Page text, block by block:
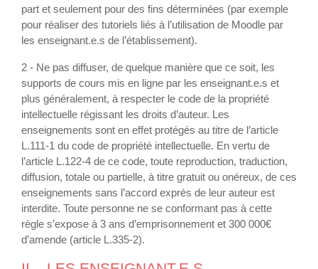
part et seulement pour des fins déterminées (par exemple
pour réaliser des tutoriels liés à l’utilisation de Moodle par
les enseignant.e.s de l’établissement).
2 - Ne pas diffuser, de quelque manière que ce soit, les
supports de cours mis en ligne par les enseignant.e.s et
plus généralement, à respecter le code de la propriété
intellectuelle régissant les droits d’auteur. Les
enseignements sont en effet protégés au titre de l’article
L.111-1 du code de propriété intellectuelle. En vertu de
l’article L.122-4 de ce code, toute reproduction, traduction,
diffusion, totale ou partielle, à titre gratuit ou onéreux, de ces
enseignements sans l’accord exprès de leur auteur est
interdite. Toute personne ne se conformant pas à cette
règle s’expose à 3 ans d’emprisonnement et 300 000€
d’amende (article L.335-2).